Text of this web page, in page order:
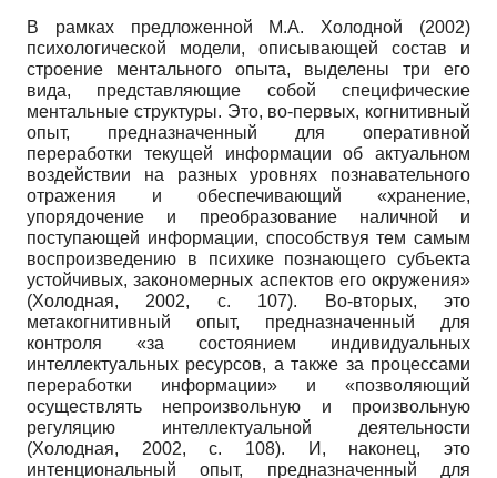
В рамках предложенной М.А. Холодной (2002)
психологической модели, описывающей состав и
строение ментального опыта, выделены три его
вида, представляющие собой специфические
ментальные структуры. Это, во-первых, когнитивный
опыт, предназначенный для оперативной
переработки текущей информации об актуальном
воздействии на разных уровнях познавательного
отражения и обеспечивающий «хранение,
упорядочение и преобразование наличной и
поступающей информации, способствуя тем самым
воспроизведению в психике познающего субъекта
устойчивых, закономерных аспектов его окружения»
(Холодная, 2002, с. 107). Во-вторых, это
метакогнитивный опыт, предназначенный для
контроля «за состоянием индивидуальных
интеллектуальных ресурсов, а также за процессами
переработки информации» и «позволяющий
осуществлять непроизвольную и произвольную
регуляцию интеллектуальной деятельности
(Холодная, 2002, с. 108). И, наконец, это
интенциональный опыт, предназначенный для